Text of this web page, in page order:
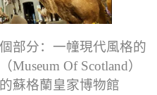
部分：一幢現代風格的
Of Scotland）
蘇格蘭皇家博物館